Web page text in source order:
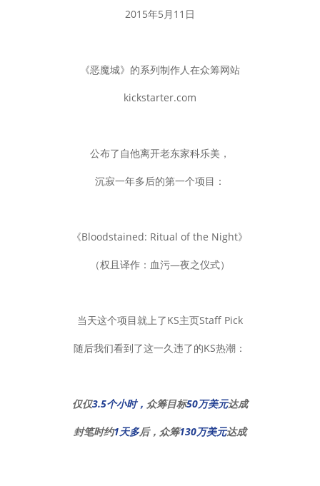
2015年5月11日
《恶魔城》的系列制作人在众筹网站
kickstarter.com
公布了自他离开老东家科乐美，
沉寂一年多后的第一个项目：
《Bloodstained: Ritual of the Night》
（权且译作：血污—夜之仪式）
当天这个项目就上了KS主页Staff Pick
随后我们看到了这一久违了的KS热潮：
仅仅3.5个小时， 众筹目标50万美元达成
封笔时约1天多后，众筹130万美元达成